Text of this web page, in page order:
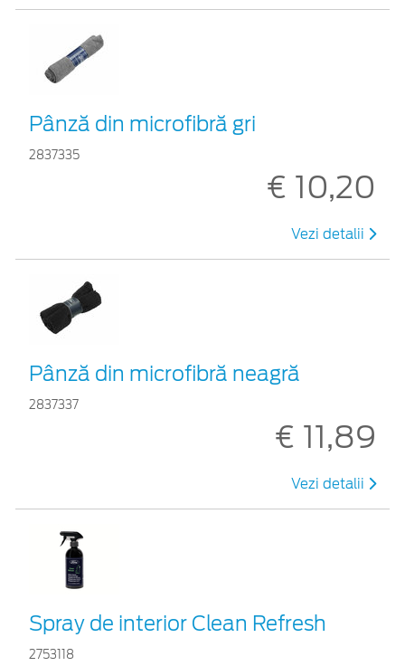
Pânză din microfibră gri
2837335
€ 10,20
Vezi detalii
Pânză din microfibră neagră
2837337
€ 11,89
Vezi detalii
Spray de interior Clean Refresh
2753118